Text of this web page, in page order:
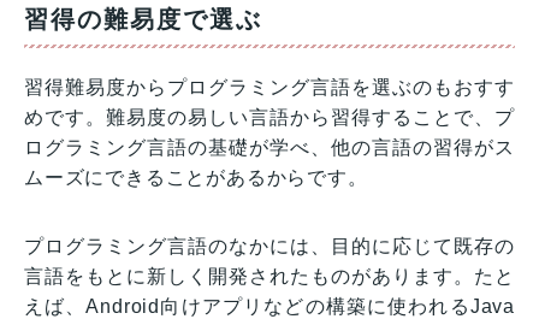
習得の難易度で選ぶ
習得難易度からプログラミング言語を選ぶのもおすす
めです。難易度の易しい言語から習得することで、プ
ログラミング言語の基礎が学べ、他の言語の習得がス
ムーズにできることがあるからです。
プログラミング言語のなかには、目的に応じて既存の
言語をもとに新しく開発されたものがあります。たと
えば、Android向けアプリなどの構築に使われるJava